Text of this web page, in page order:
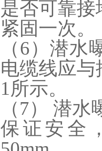
是否可靠
紧固一次。
（6）潜
电缆线应
1所示。
（7） 潜
保证安全